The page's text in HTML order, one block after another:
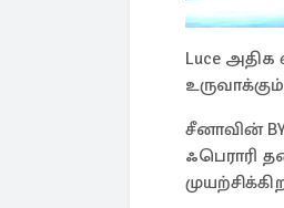
Luce
சீனாவின்
ஃபெராரி